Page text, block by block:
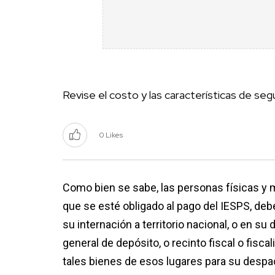
Revise el costo y las características de
0 Likes
Como bien se sabe, las personas físicas y
que se esté obligado al pago del IESPS,
su internación a territorio nacional, o en su
general de depósito, o recinto fiscal o
tales bienes de esos lugares para su